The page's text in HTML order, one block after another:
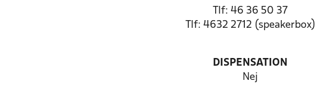
Tlf: 46 36 50 37
Tlf: 4632 2712 (speakerbox)
DISPENSATION
Nej